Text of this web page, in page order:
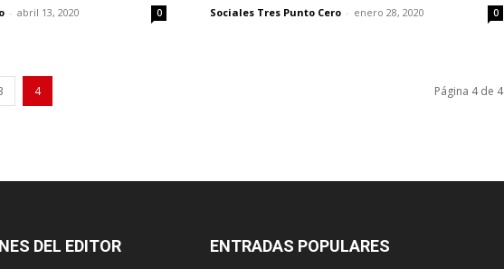
- abril 13, 2020 0 Sociales Tres Punto Cero - enero 28, 2020 0
4 Página 4 de 4
DEL EDITOR ENTRADAS POPULARES